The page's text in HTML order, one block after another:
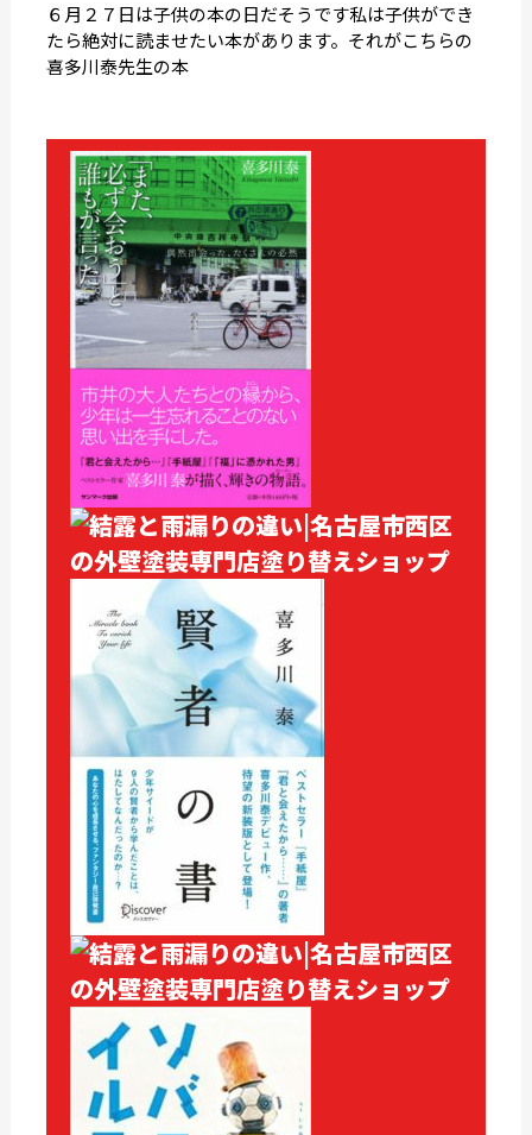
６月２７日は子供の本の日だそうです私は子供ができ
たら絶対に読ませたい本があります。それがこちらの
喜多川泰先生の本